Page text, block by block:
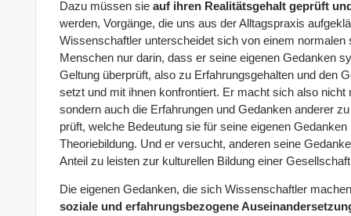
Dazu müssen sie auf ihren Realitätsgehalt geprüft
werden, Vorgänge, die uns aus der Alltagspraxis
Wissenschaftler unterscheidet sich von einem normalen
Menschen nur darin, dass er seine eigenen Gedanken
Geltung überprüft, also zu Erfahrungsgehalten und den
setzt und mit ihnen konfrontiert. Er macht sich also nicht
sondern auch die Erfahrungen und Gedanken anderer
prüft, welche Bedeutung sie für seine eigenen
Theoriebildung. Und er versucht, anderen seine
Anteil zu leisten zur kulturellen Bildung einer
Die eigenen Gedanken, die sich Wissenschaftler
soziale und erfahrungsbezogene